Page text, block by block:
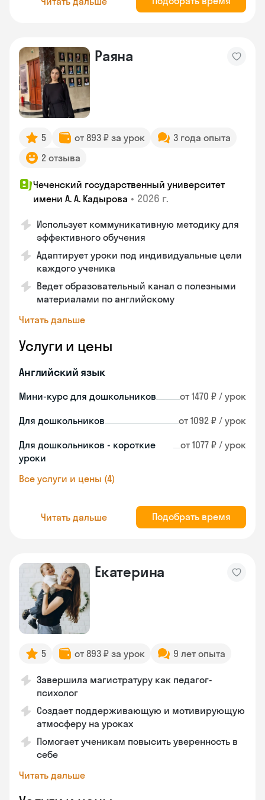
Раяна
5 от 893 ₽ за урок
3 года опыта
2 отзыва
Чеченский государственный университет
имени А. А. Кадырова • 2026 г.
Использует коммуникативную методику для
эффективного обучения
Адаптирует уроки под индивидуальные цели
каждого ученика
Ведет образовательный канал с полезными
материалами по английскому
Читать дальше
Услуги и цены
Английский язык
Мини-курс для дошкольников от 1470 ₽ / урок
Для дошкольников от 1092 ₽ / урок
Для дошкольников - короткие
уроки
от 1077 ₽ / урок
Все услуги и цены (4)
Читать дальше Подобрать время
Екатерина
5 от 893 ₽ за урок 9 лет опыта
Завершила магистратуру как педагог-
психолог
Создает поддерживающую и мотивирующую
атмосферу на уроках
Помогает ученикам повысить уверенность в
себе
Читать дальше